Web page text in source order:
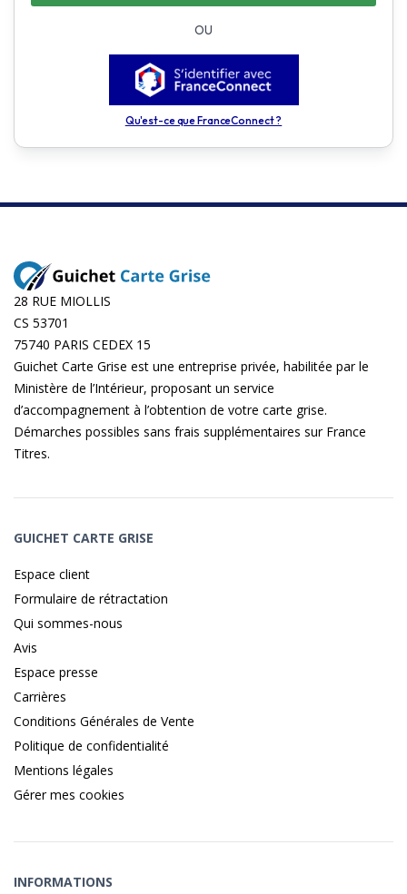
OU
Qu'est-ce que FranceConnect ?
28 RUE MIOLLIS
CS 53701
75740 PARIS CEDEX 15
Guichet Carte Grise est une entreprise privée, habilitée par le
Ministère de l’Intérieur, proposant un service
d’accompagnement à l’obtention de votre carte grise.
Démarches possibles sans frais supplémentaires sur France
Titres.
GUICHET CARTE GRISE
Espace client
Formulaire de rétractation
Qui sommes-nous
Avis
Espace presse
Carrières
Conditions Générales de Vente
Politique de confidentialité
Mentions légales
Gérer mes cookies
INFORMATIONS